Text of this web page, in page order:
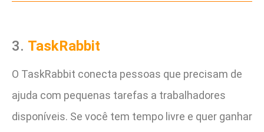
3. TaskRabbit
O TaskRabbit conecta pessoas que precisam de
ajuda com pequenas tarefas a trabalhadores
disponíveis. Se você tem tempo livre e quer ganhar